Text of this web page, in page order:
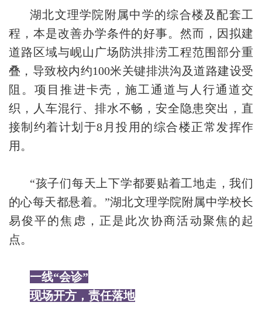
湖北文理学院附属中学的综合楼及配套工
程，本是改善办学条件的好事。然而，因拟建
道路区域与岘山广场防洪排涝工程范围部分重
叠，导致校内约100米关键排洪沟及道路建设受
阻。项目推进卡壳，施工通道与人行通道交
织，人车混行、排水不畅，安全隐患突出，直
接制约着计划于8月投用的综合楼正常发挥作
用。
“孩子们每天上下学都要贴着工地走，我们
的心每天都悬着。”湖北文理学院附属中学校长
易俊平的焦虑，正是此次协商活动聚焦的起
点。
一线“会诊”
现场开方，责任落地